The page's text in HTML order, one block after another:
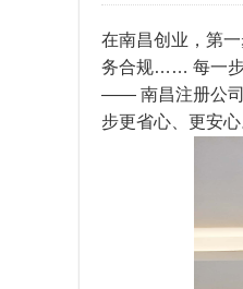
在南昌创业，第
务合规…… 每一步
—— 南昌注册公
步更省心、更安心